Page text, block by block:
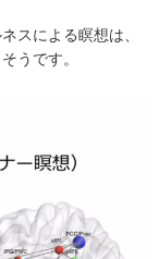
スによる瞑想は、
うです。